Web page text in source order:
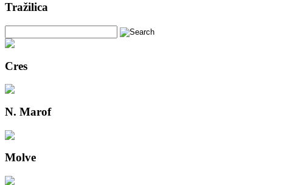
Tražilica
Cres
N. Marof
Molve